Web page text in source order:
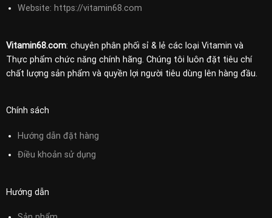
Website: https://vitamin68.com
Vitamin68.com: chuyên phân phối sỉ & lẻ các loại Vitamin và
Thực phẩm chức năng chính hãng. Chúng tôi luôn đặt tiêu chí
chất lượng sản phẩm và quyền lợi người tiêu dùng lên hàng đầu.
Chính sách
Hướng dẫn đặt hàng
Điều khoản sử dụng
Hướng dẫn